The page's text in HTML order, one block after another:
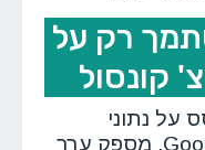
רק על
קונסול
על נתוני
Google Search Console (GSC), מספק ערך